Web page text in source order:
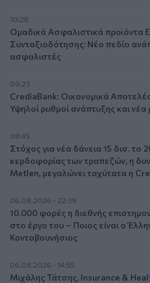
10:28
Ομαδικά Ασφαλιστικά προϊόντα
Συνταξιοδότησης: Νέο πεδίο
ασφαλιστές
09:23
CrediaBank: Οικονομικά
Υψηλοί ρυθμοί ανάπτυξης και
08:45
Στόχος για νέα δάνεια 15 δισ. το
κερδοφορίας των τραπεζών, η
Metlen, μεγαλώνει ταχύτατα η
06.08.2026 - 22:39
10.000 φορές η διεθνής
στο έργο του – Ποιος είναι ο
Κοντοβουνήσιος
06.08.2026 - 14:55
Μιχάλης Τάτσης, Insurance &